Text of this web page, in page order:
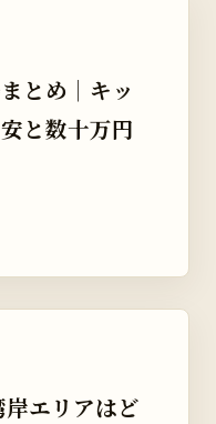
とめ｜キッ
と数十万円
エリアはど